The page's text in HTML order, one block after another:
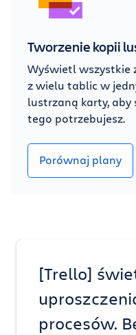
Tworzenie kopii
Wyświetl wszystkie
z wielu tablic w
lustrzaną karty, aby
tego potrzebujesz.
Porównaj plany
[Trello]
procesów.